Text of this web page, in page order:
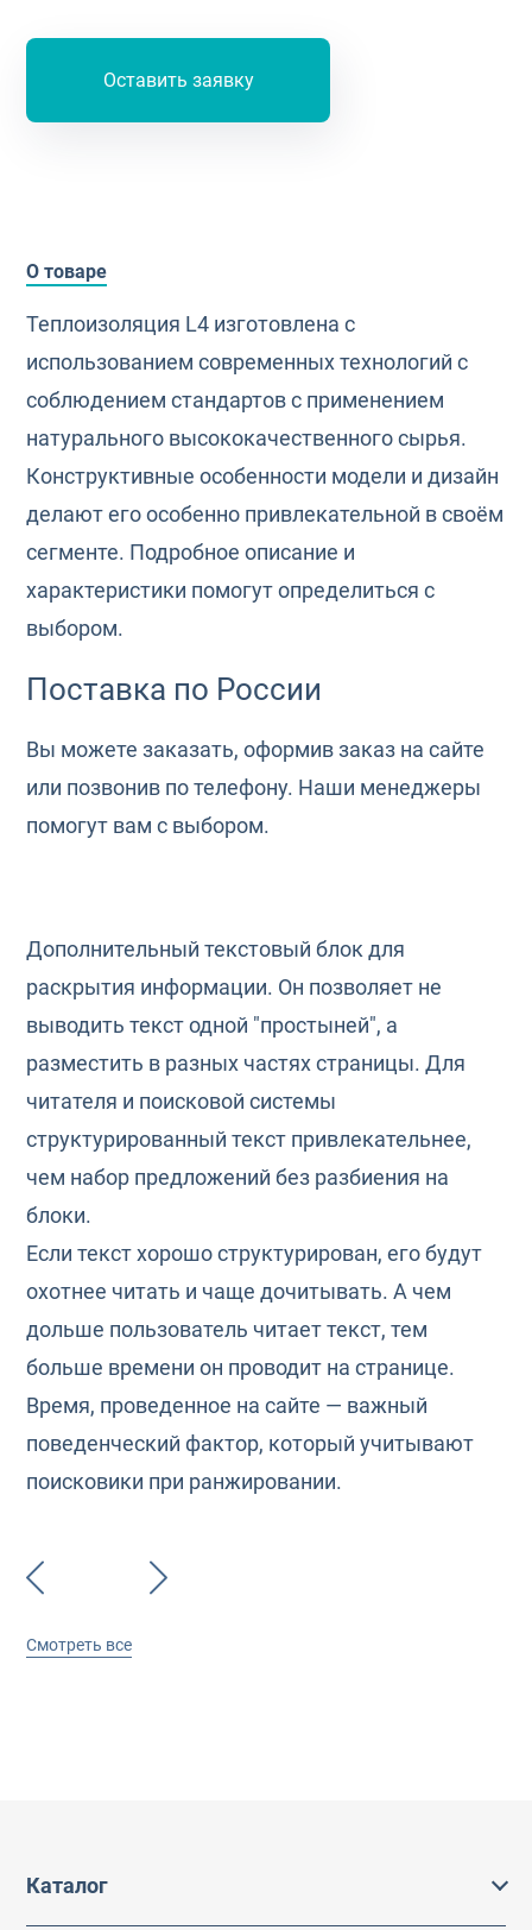
Оставить заявку
О товаре
Теплоизоляция L4 изготовлена с
использованием современных технологий с
соблюдением стандартов с применением
натурального высококачественного сырья.
Конструктивные особенности модели и дизайн
делают его особенно привлекательной в своём
сегменте. Подробное описание и
характеристики помогут определиться с
выбором.
Поставка по России
Вы можете заказать, оформив заказ на сайте
или позвонив по телефону. Наши менеджеры
помогут вам с выбором.
Дополнительный текстовый блок для
раскрытия информации. Он позволяет не
выводить текст одной "простыней", а
разместить в разных частях страницы. Для
читателя и поисковой системы
структурированный текст привлекательнее,
чем набор предложений без разбиения на
блоки.
Если текст хорошо структурирован, его будут
охотнее читать и чаще дочитывать. А чем
дольше пользователь читает текст, тем
больше времени он проводит на странице.
Время, проведенное на сайте — важный
поведенческий фактор, который учитывают
поисковики при ранжировании.
Смотреть все
Каталог